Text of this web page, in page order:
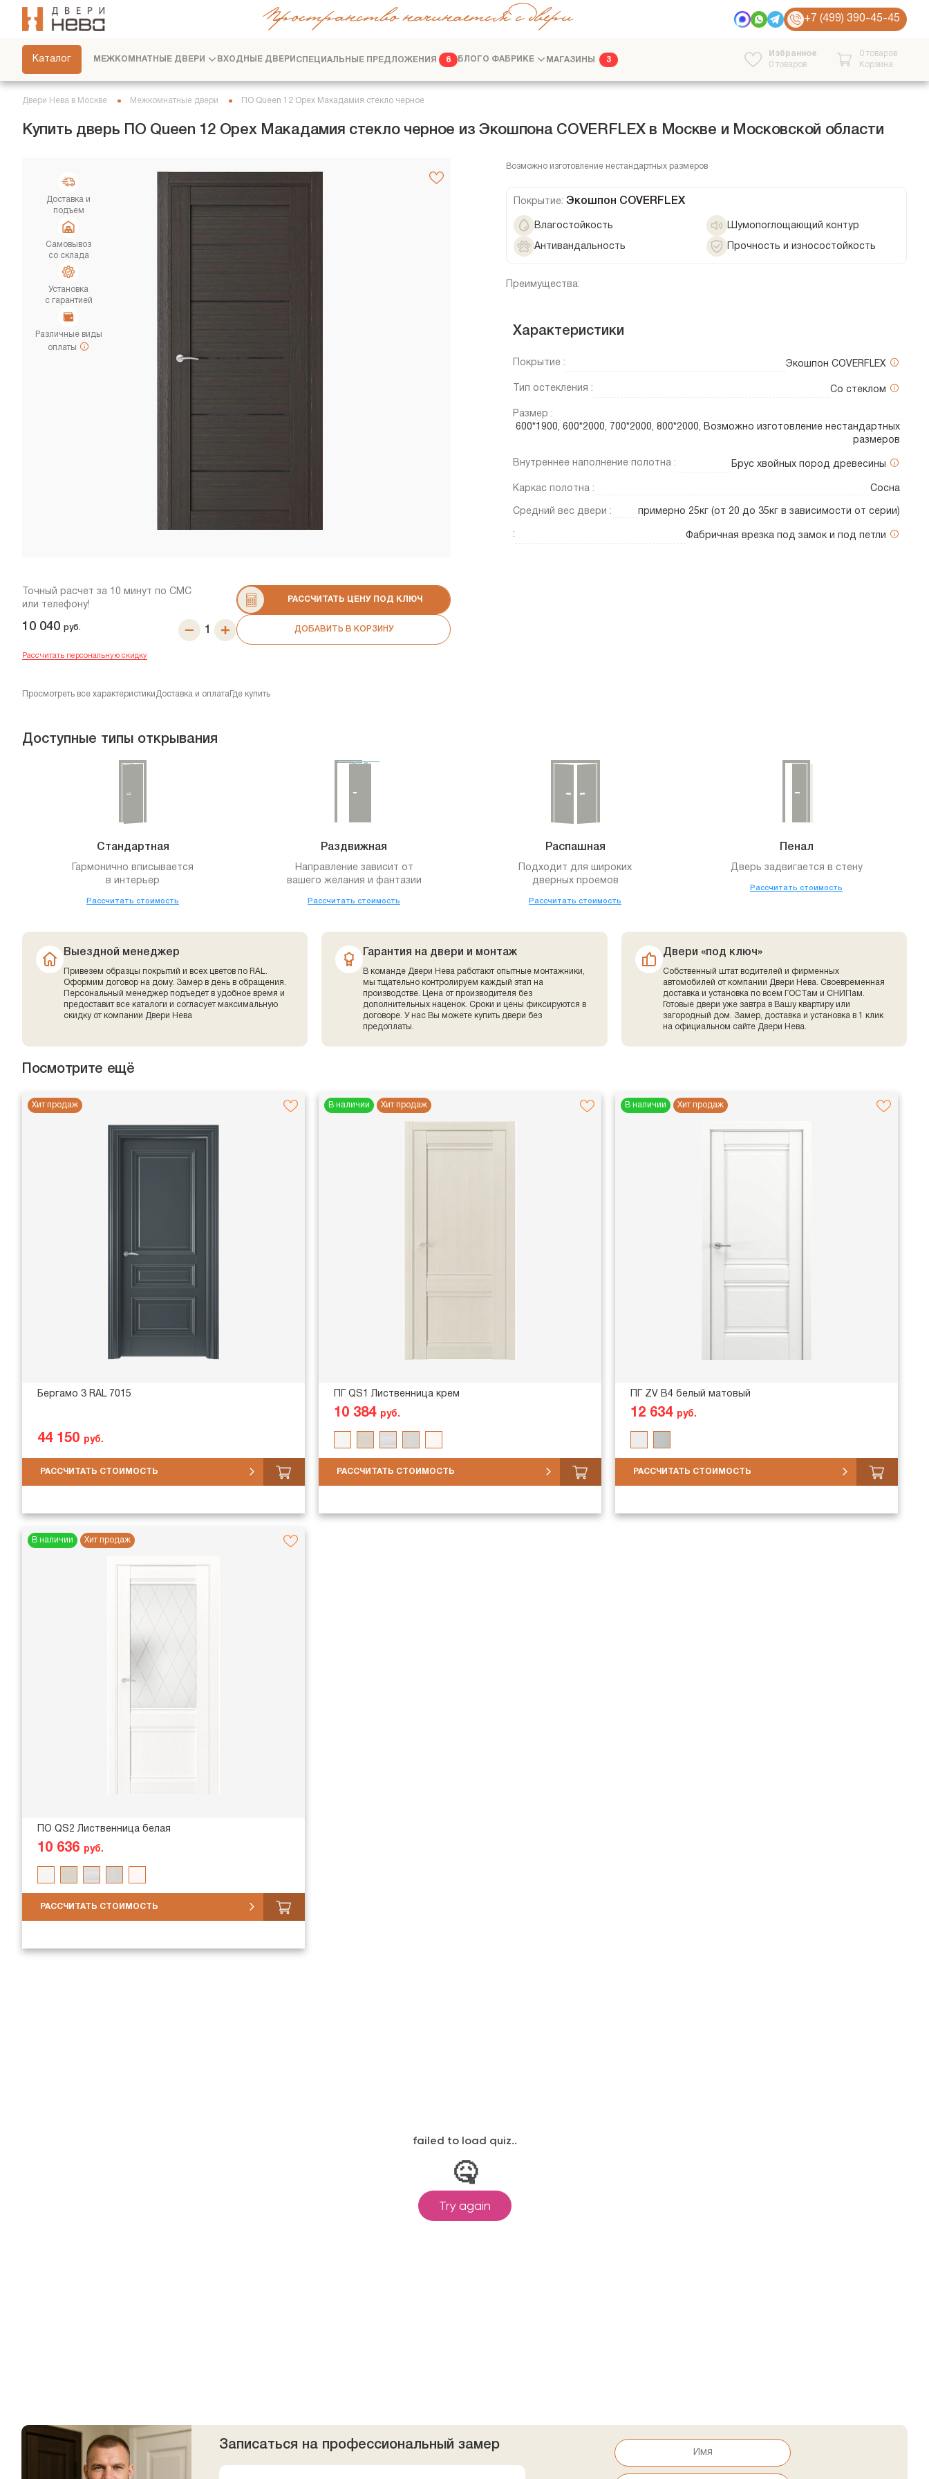
Пространство начинается с двери +7 (499) 390-45-45
Каталог
СКРЫТЫЕ ДВЕРИ
ДЕКОРАТИВНЫЕ РЕЙКИ
СЕРВИС
МЕЖКОМНАТНЫЕ ДВЕРИ ВХОДНЫЕ ДВЕРИ СПЕЦИАЛЬНЫЕ ПРЕДЛОЖЕНИЯ 6 БЛОГО ФАБРИКЕ
МАГАЗИНЫ 3
Избранное
0 товаров
0 товаров
Корзина
Двери Нева в Москве Межкомнатные двери ПО Queen 12 Орех Макадамия стекло черное
Купить дверь ПО Queen 12 Орех Макадамия стекло черное из Экошпона COVERFLEX в Москве и Московской области
Доставка и
подъем
Самовывоз
со склада
Установка
с гарантией
Различные виды
оплаты
Точный расчет за 10 минут по СМС
или телефону!
10 040 руб.
РАССЧИТАТЬ ЦЕНУ ПОД КЛЮЧ
ДОБАВИТЬ В КОРЗИНУ
Рассчитать персональную скидку
Просмотреть все характеристики Доставка и оплата Где купить
Возможно изготовление нестандартных размеров
Покрытие: Экошпон COVERFLEX
Влагостойкость Шумопоглощающий контур
Антивандальность Прочность и износостойкость
Преимущества:
Характеристики
Покрытие : Экошпон COVERFLEX
Тип остекления : Со стеклом
Размер :
600*1900, 600*2000, 700*2000, 800*2000, Возможно изготовление нестандартных
размеров
Внутреннее наполнение полотна : Брус хвойных пород древесины
Каркас полотна : Сосна
Средний вес двери : примерно 25кг (от 20 до 35кг в зависимости от серии)
: Фабричная врезка под замок и под петли
Доступные типы открывания
Стандартная
Гармонично вписывается
в интерьер
Рассчитать стоимость
Раздвижная
Направление зависит от
вашего желания и фантазии
Рассчитать стоимость
Распашная
Подходит для широких
дверных проемов
Рассчитать стоимость
Пенал
Дверь задвигается в стену
Рассчитать стоимость
Выездной менеджер
Привезем образцы покрытий и всех цветов по RAL.
Оформим договор на дому. Замер в день в обращения.
Персональный менеджер подъедет в удобное время и
предоставит все каталоги и согласует максимальную
скидку от компании Двери Нева
Гарантия на двери и монтаж
В команде Двери Нева работают опытные монтажники,
мы тщательно контролируем каждый этап на
производстве. Цена от производителя без
дополнительных наценок. Сроки и цены фиксируются в
договоре. У нас Вы можете купить двери без
предоплаты.
Двери «под ключ»
Собственный штат водителей и фирменных
автомобилей от компании Двери Нева. Своевременная
доставка и установка по всем ГОСТам и СНИПам.
Готовые двери уже завтра в Вашу квартиру или
загородный дом. Замер, доставка и установка в 1 клик
на официальном сайте Двери Нева.
Посмотрите ещё
Хит продаж
Бергамо 3 RAL 7015
44 150 руб.
РАССЧИТАТЬ СТОИМОСТЬ
В наличии Хит продаж
ПГ QS1 Лиственница крем
10 384 руб.
РАССЧИТАТЬ СТОИМОСТЬ
В наличии Хит продаж
ПГ ZV В4 белый матовый
12 634 руб.
РАССЧИТАТЬ СТОИМОСТЬ
В наличии Хит продаж
ПО QS2 Лиственница белая
10 636 руб.
РАССЧИТАТЬ СТОИМОСТЬ
Записаться на профессиональный замер